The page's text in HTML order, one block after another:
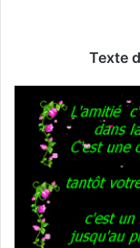
Texte